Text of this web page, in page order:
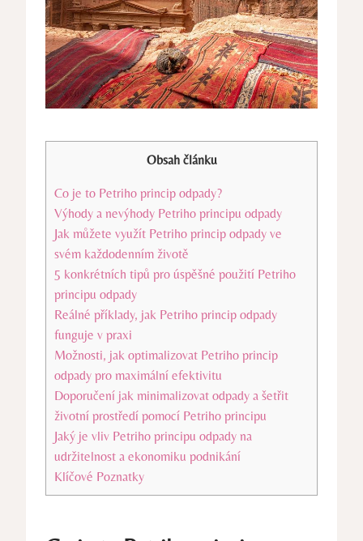
Obsah článku
Co je to Petriho princip odpady?
Výhody a ​nevýhody Petriho principu odpady
Jak můžete využít Petriho princip odpady ‍ve
⁢svém​ každodenním životě
5 konkrétních‌ tipů pro úspěšné použití Petriho
principu odpady
Reálné příklady, jak Petriho princip ⁤odpady
funguje v praxi
Možnosti, jak optimalizovat Petriho ‍princip⁣
odpady pro maximální efektivitu
Doporučení ⁤jak minimalizovat odpady a‌ šetřit
životní prostředí pomocí Petriho principu
Jaký je vliv Petriho principu⁢ odpady na
udržitelnost‍ a ekonomiku‌ podnikání
Klíčové Poznatky